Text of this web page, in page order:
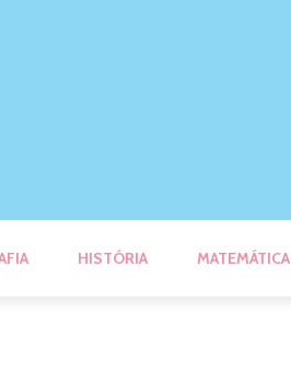
HISTÓRIA MATEMÁTICA